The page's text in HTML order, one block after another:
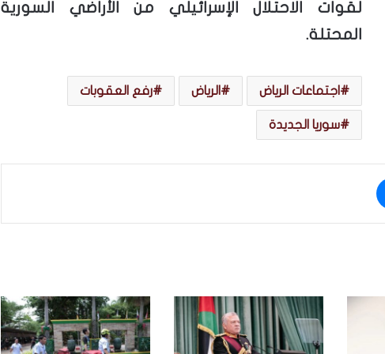
لقوات الاحتلال الإسرائيلي من الأراضي السورية
المحتلة.
اجتماعات الرياض الرياض رفع العقوبات
سوريا الجديدة